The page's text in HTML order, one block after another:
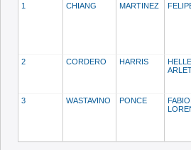
1 CHIANG MARTINEZ
2 CORDERO HARRIS
3 WASTAVINO PONCE